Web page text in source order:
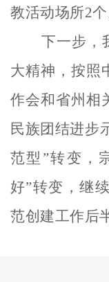
教活动场所2个
下一步，
大精神，按照
作会和省州相
民族团结进步
范型”转变，
好”转变，继
范创建工作后